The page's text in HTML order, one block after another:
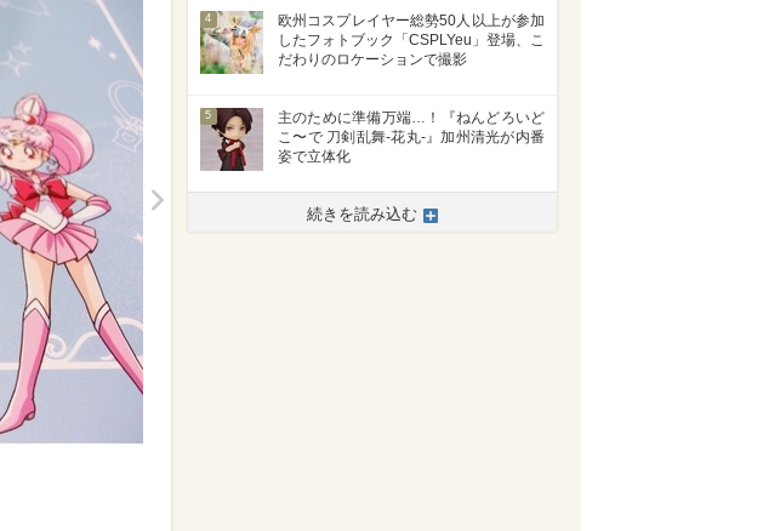
>
4
欧州コスプレイヤー総勢50人以上が参加
したフォトブック「CSPLYeu」登場、こ
だわりのロケーションで撮影
5
主のために準備万端…！『ねんどろいど
こ〜で 刀剣乱舞-花丸-』加州清光が内番
姿で立体化
続きを読み込む